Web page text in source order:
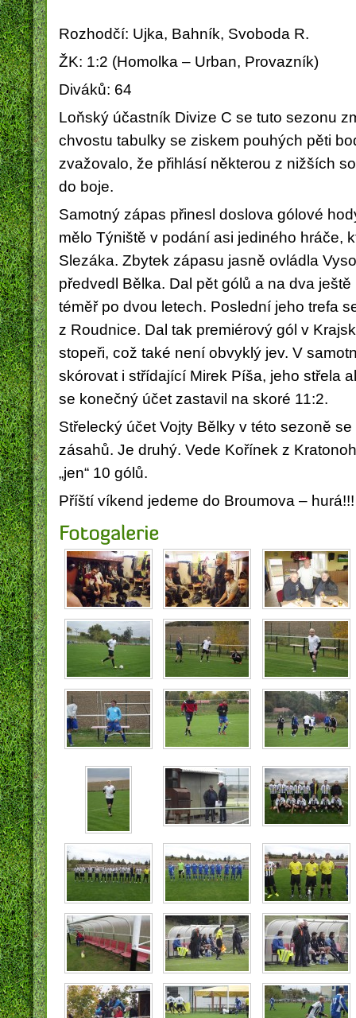
Rozhodčí: Ujka, Bahník, Svoboda R.
ŽK: 1:2 (Homolka – Urban, Provazník)
Diváků: 64
Loňský účastník Divize C se tuto sezonu
chvostu tabulky se ziskem pouhých pěti
zvažovalo, že přihlásí některou z nižších
do boje.
Samotný zápas přinesl doslova gólové
mělo Týniště v podání asi jediného hráče,
Slezáka. Zbytek zápasu jasně ovládla
předvedl Bělka. Dal pět gólů a na dva
téměř po dvou letech. Poslední jeho trefa
z Roudnice. Dal tak premiérový gól v
stopeři, což také není obvyklý jev. V
skórovat i střídající Mirek Píša, jeho střela
se konečný účet zastavil na skoré 11:2.
Střelecký účet Vojty Bělky v této sezoně
zásahů. Je druhý. Vede Kořínek z
„jen“ 10 gólů.
Příští víkend jedeme do Broumova –